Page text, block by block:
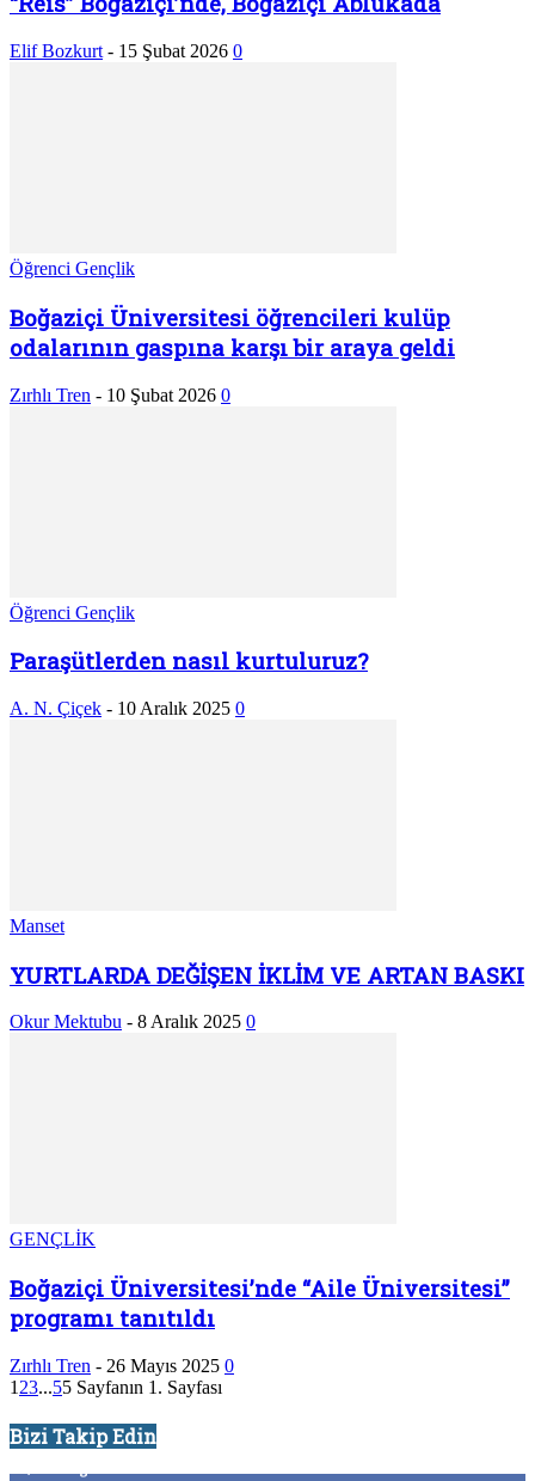
Elif Bozkurt - 15 Şubat 2026 0
Öğrenci Gençlik
Boğaziçi Üniversitesi öğrencileri kulüp
odalarının gaspına karşı bir araya geldi
Zırhlı Tren - 10 Şubat 2026 0
Öğrenci Gençlik
Paraşütlerden nasıl kurtuluruz?
A. N. Çiçek - 10 Aralık 2025 0
Manset
YURTLARDA DEĞİŞEN İKLİM VE ARTAN BASKI
Okur Mektubu - 8 Aralık 2025 0
GENÇLİK
Boğaziçi Üniversitesi’nde “Aile Üniversitesi”
programı tanıtıldı
Zırhlı Tren - 26 Mayıs 2025 0
1 23...55 Sayfanın 1. Sayfası
Bizi Takip Edin